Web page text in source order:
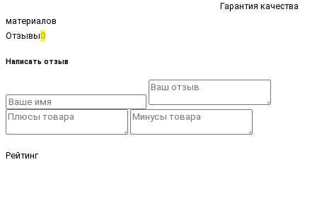
Гарантия качества
материалов
Отзывы0
Написать отзыв
Рейтинг